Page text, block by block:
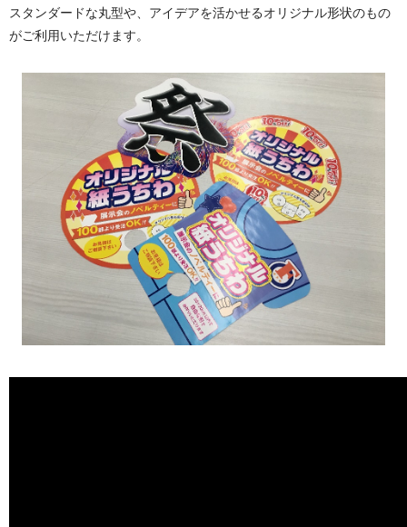
スタンダードな丸型や、アイデアを活かせるオリジナル形状のもの
がご利用いただけます。